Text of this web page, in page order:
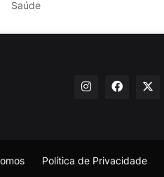
Saúde
Política de Privacidade